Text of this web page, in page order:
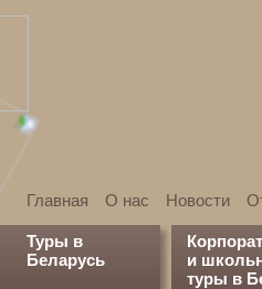
Главная О нас Новости
Туры в
Беларусь
и
туры в